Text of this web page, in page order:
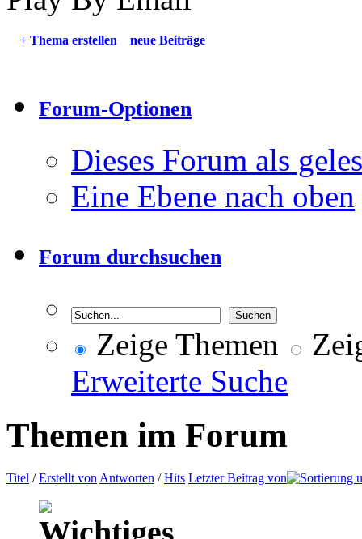
+ Thema erstellen neue Beiträge
Forum-Optionen
Dieses Forum als
Eine Ebene nach oben
Forum durchsuchen
Zeige Themen
Erweiterte Suche
Themen im Forum
Titel /Erstellt von Antworten /Hits Letzter Beitrag von